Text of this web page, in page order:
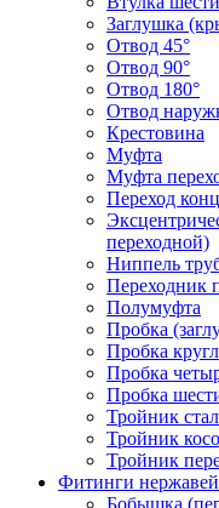
Заглушка
Отвод 45°
Отвод 90°
Отвод 180°
Отвод
Крестовина
Муфта
Муфта
Переход
переходной)
Ниппель
Переходник
Полумуфта
Пробка
Пробка
Пробка
Пробка
Тройник
Тройник
Тройник
Фитинги
Бобышка